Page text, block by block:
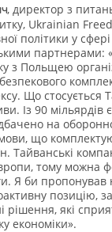
, директор з
Ukrainian
політики у
з Польщею
Що стосується
Із 90 мільярдів
на
що
Тайванські
тому можна
Я би пропонував
позицію,
рішення, які
економіки».